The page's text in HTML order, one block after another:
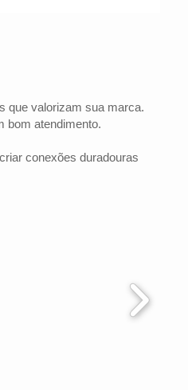
que valorizam sua marca.
bom atendimento.
conexões duradouras